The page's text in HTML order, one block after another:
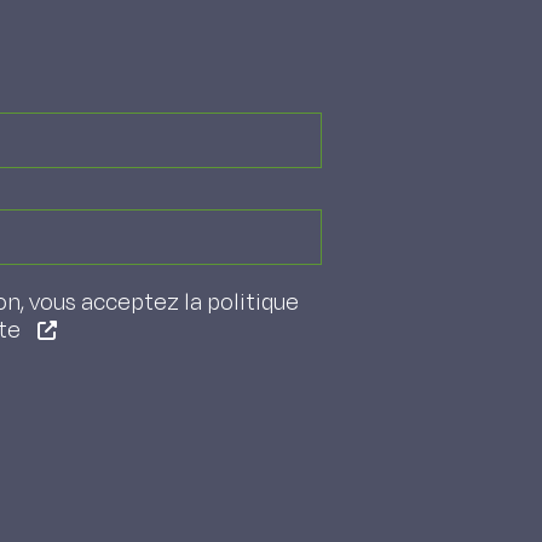
vous acceptez la politique